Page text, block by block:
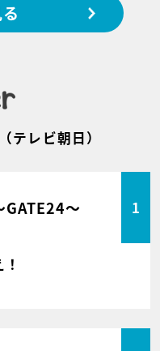
（テレビ朝日）
GATE24～ 1